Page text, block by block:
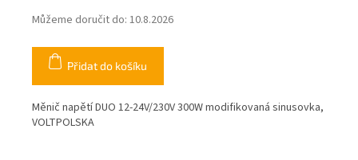
Můžeme doručit do: 10.8.2026
Přidat do košíku
Měnič napětí DUO 12-24V/230V 300W modifikovaná sinusovka,
VOLTPOLSKA